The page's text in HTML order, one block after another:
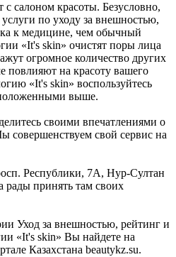
салоном красоты. Безусловно,
по уходу за внешностью,
к медицине, чем обычный
«It's skin» очистят поры лица
огромное количество других
повлияют на красоту вашего
«It's skin» воспользуйтесь
выше.
своими впечатлениями о
совершенствуем свой сервис на
Республики, 7А, Нур-Султан
рады принять там своих
Уход за внешностью, рейтинг и
«It's skin» Вы найдете на
Казахстана beautykz.su.